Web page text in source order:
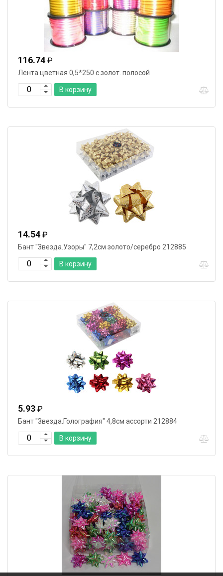
116.74 ₽
Лента цветная 0,5*250 с золот. полосой
В корзину
14.54 ₽
Бант "Звезда.Узоры" 7,2см золото/серебро 212885
В корзину
5.93 ₽
Бант "Звезда.Голография" 4,8см ассорти 212884
В корзину